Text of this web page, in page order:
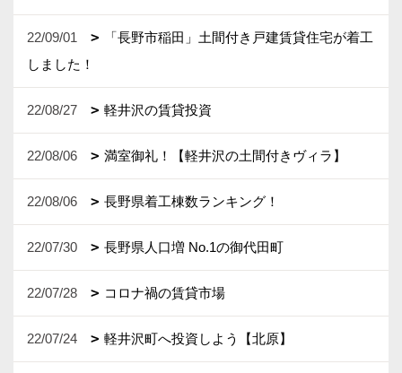
22/09/01
「長野市稲田」土間付き戸建賃貸住宅が着工
しました！
22/08/27 軽井沢の賃貸投資
22/08/06 満室御礼！【軽井沢の土間付きヴィラ】
22/08/06 長野県着工棟数ランキング！
22/07/30 長野県人口増 No.1の御代田町
22/07/28 コロナ禍の賃貸市場
22/07/24 軽井沢町へ投資しよう【北原】